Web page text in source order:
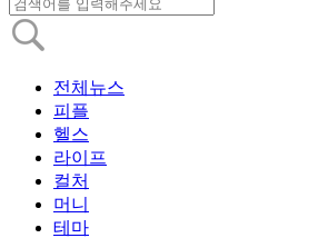
전체뉴스
피플
헬스
라이프
컬처
머니
테마